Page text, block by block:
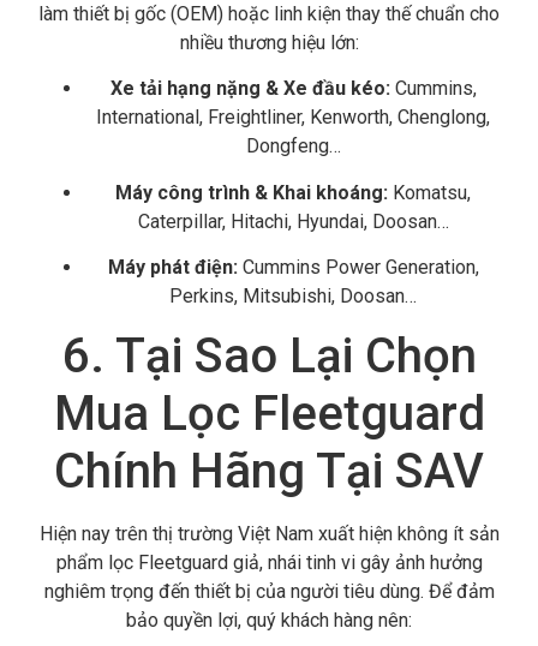
làm thiết bị gốc (OEM) hoặc linh kiện thay thế chuẩn cho
nhiều thương hiệu lớn:
Xe tải hạng nặng & Xe đầu kéo:Cummins,
International, Freightliner, Kenworth, Chenglong,
Dongfeng…
Máy công trình & Khai khoáng: Komatsu,
Caterpillar,Hitachi,Hyundai,Doosan…
Máy phát điện:Cummins Power Generation,
Perkins, Mitsubishi, Doosan…
6. Tại Sao Lại Chọn
Mua Lọc Fleetguard
Chính Hãng Tại SAV
Hiện nay trên thị trường Việt Nam xuất hiện không ít sản
phẩm lọc Fleetguard giả,nhái tinh vi gây ảnh hưởng
nghiêm trọng đến thiết bị của người tiêu dùng. Để đảm
bảo quyền lợi, quý khách hàng nên: